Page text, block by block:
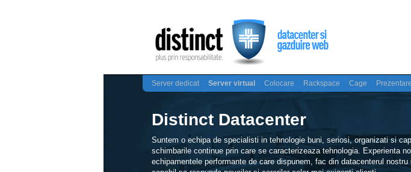
Server dedicat Server virtual Colocare Rackspace Cage Prezentare
Distinct Datacenter
Suntem o echipa de specialisti in tehnologie buni, seriosi, organizati si
schimbarile continue prin care se caracterizeaza tehnologia. Experienta
echipamentele performante de care dispunem, fac din datacenterul